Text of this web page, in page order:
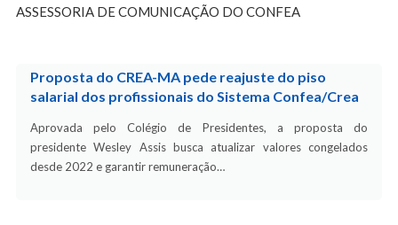
ASSESSORIA DE COMUNICAÇÃO DO CONFEA
Proposta do CREA-MA pede reajuste do piso
salarial dos profissionais do Sistema Confea/Crea
Aprovada pelo Colégio de Presidentes, a proposta do
presidente Wesley Assis busca atualizar valores congelados
desde 2022 e garantir remuneração…